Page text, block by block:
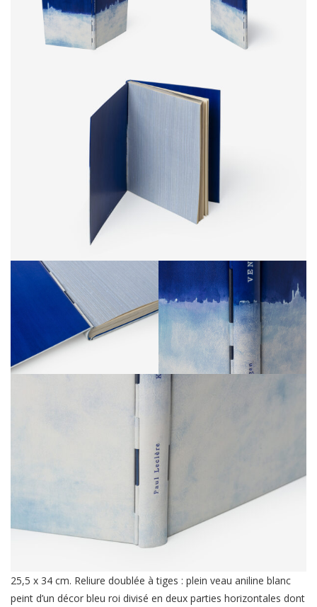
25,5 x 34 cm. Reliure doublée à tiges : plein veau aniline blanc
peint d’un décor bleu roi divisé en deux parties horizontales dont